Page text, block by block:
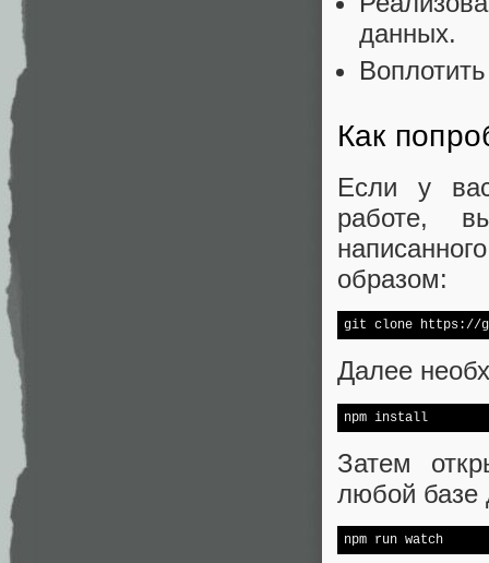
данных.
Как
Если у
работе,
образом:
git clone https://
Далее
npm install
Затем
любой базе
npm run watch